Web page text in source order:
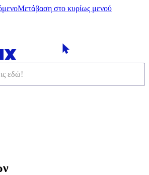
Μετάβαση στο κυρίως μενού